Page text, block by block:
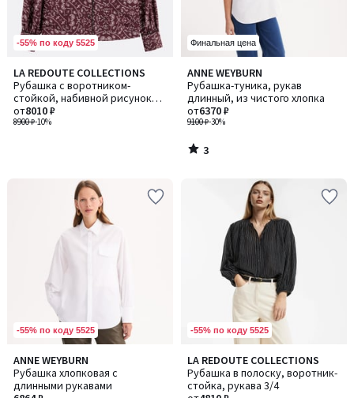
-55% по коду 5525
LA REDOUTE COLLECTIONS
Рубашка с воротником-
стойкой, набивной рисунок
пейсли
8900 ₽-10%
от8010 ₽
Финальная цена
ANNE WEYBURN
Рубашка-туника, рукав
длинный, из чистого хлопка
9100 ₽-30%
от6370 ₽
3
/
5
3
/
-55% по коду 5525
ANNE WEYBURN
Рубашка хлопковая с
длинными рукавами
-55% по коду 5525
LA REDOUTE COLLECTIONS
Рубашка в полоску, воротник-
стойка, рукава 3/4